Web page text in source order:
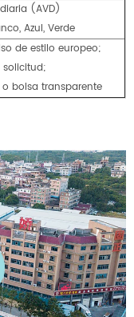
(AVD)
Azul, Verde
de estilo europeo;
bolsa transparente